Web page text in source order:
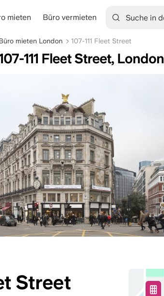
mieten Büro vermieten
mieten London 107-111 Fleet Street
111 Fleet Street, London
Street